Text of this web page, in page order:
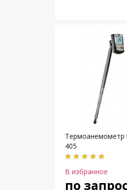
Термоанемометр
405
В избранное
по